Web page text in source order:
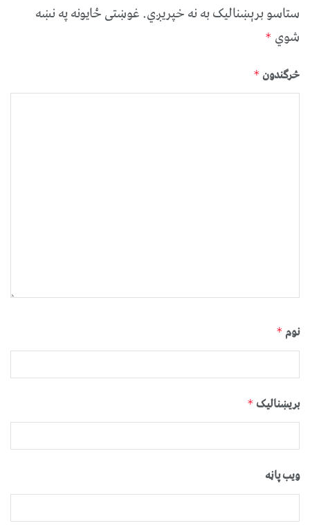
ستاسو برېښناليک به نه خپريږي.غوښتى ځایونه په نښه
شوي *
څرگندون *
نوم *
بریښنالیک *
ویب پاڼه